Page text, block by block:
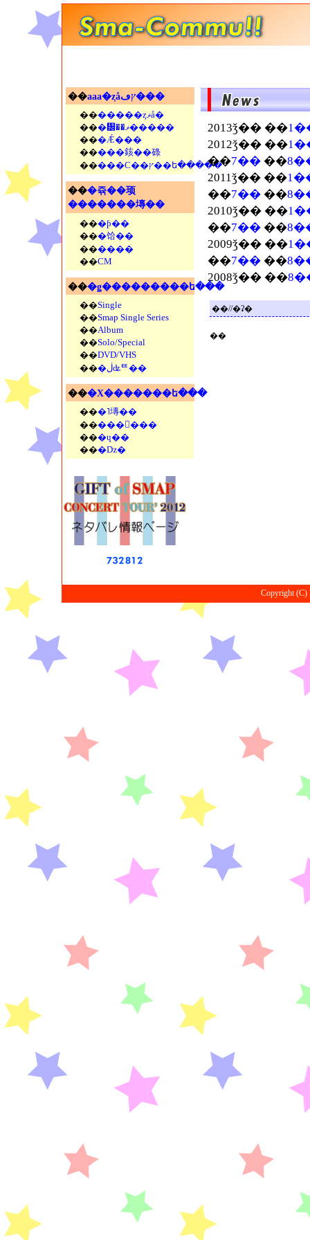
��
aaa�ȥåץڡ���
��
�����ȥޥå�
��
�᡼��ޥ�����
���Ǽ���
�����䤤��碌
��
���С��ץ��ե�����
���쥮��顼
�������塼��
���ƥ��
���饸��
������
��CM
���ǥ���������ե���
��Single
��Smap Single Series
��Album
��Solo/Special
��DVD/VHS
��
�ڶʥꥹ��
���Х�������ե���
���˥塼��
�����󥵡���
���ɥ��
���ǲ�
2013ǯ�� ��
2012ǯ�� ��
��7�� ��
2011ǯ�� ��
��7�� ��
2010ǯ�� ��
��7�� ��
2009ǯ�� ��
��7�� ��
2008ǯ�� ��
��//�ʡ�
��
Copyright (C)